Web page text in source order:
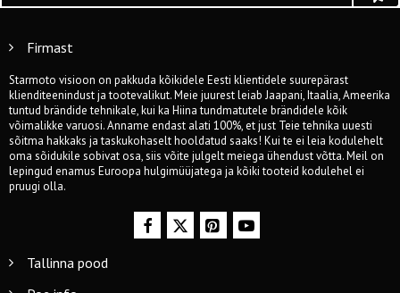
Firmast
Starmoto visioon on pakkuda kõikidele Eesti klientidele suurepärast
klienditeenindust ja tootevalikut. Meie juurest leiab Jaapani, Itaalia, Ameerika
tuntud brändide tehnikale, kui ka Hiina tundmatutele brändidele kõik
võimalikke varuosi. Anname endast alati 100%, et just Teie tehnika uuesti
sõitma hakkaks ja taskukohaselt hooldatud saaks! Kui te ei leia kodulehelt
oma sõidukile sobivat osa, siis võite julgelt meiega ühendust võtta. Meil on
lepingud enamus Euroopa hulgimüüjatega ja kõiki tooteid kodulehel ei
pruugi olla.
Tallinna pood